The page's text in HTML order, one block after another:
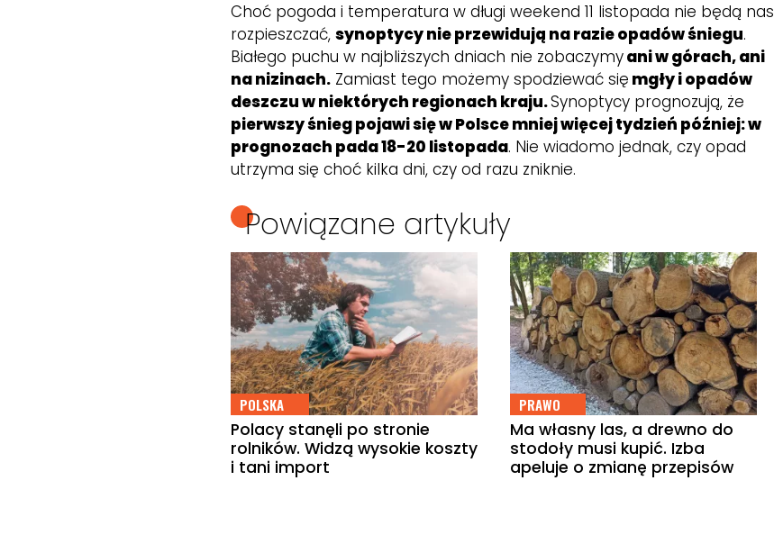
Choć pogoda i temperatura w długi weekend 11 listopada nie będą nas
rozpieszczać,synoptycy nie przewidują na razie opadów śniegu.
Białego puchu w najbliższych dniach nie zobaczymyani w górach, ani
na nizinach. Zamiast tego możemy spodziewać się mgły i opadów
deszczu w niektórych regionach kraju.Synoptycy prognozują, że
pierwszy śnieg pojawi się w Polsce mniej więcej tydzień później: w
prognozach pada 18-20 listopada. Nie wiadomo jednak, czy opad
utrzyma się choć kilka dni, czy od razu zniknie.
Powiązane artykuły
POLSKA
Polacy stanęli po stronie
rolników. Widzą wysokie koszty
i tani import
PRAWO
Ma własny las, a drewno do
stodoły musi kupić. Izba
apeluje o zmianę przepisów